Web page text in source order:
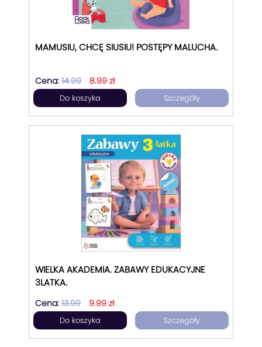
MAMUSIU, CHCĘ SIUSIU! POSTĘPY MALUCHA.
Cena: 14.99 8.99 zł
Do koszyka Szczegóły
WIELKA AKADEMIA. ZABAWY EDUKACYJNE
3LATKA.
Cena: 13.99 9.99 zł
Do koszyka Szczegóły